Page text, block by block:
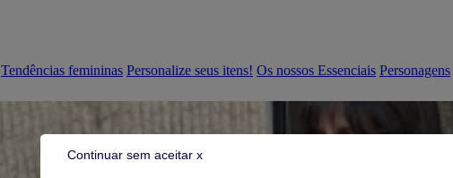
Continuar sem aceitar x
Tendências femininas Personalize seus itens! Os nossos Essenciais Personagens